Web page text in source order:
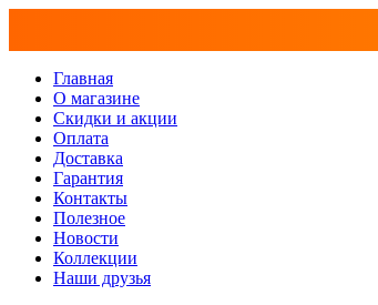
Главная
О магазине
Скидки и акции
Оплата
Доставка
Гарантия
Контакты
Полезное
Новости
Коллекции
Наши друзья